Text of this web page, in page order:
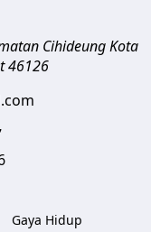
CihideungKota
46126
Gaya Hidup